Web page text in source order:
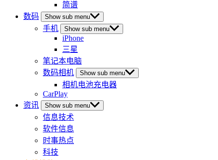
简谱
数码
Show sub menu
手机 Show sub menu
iPhone
三星
笔记本电脑
数码相机
Show sub menu
相机电池充电器
CarPlay
资讯
Show sub menu
信息技术
软件信息
时事热点
科技